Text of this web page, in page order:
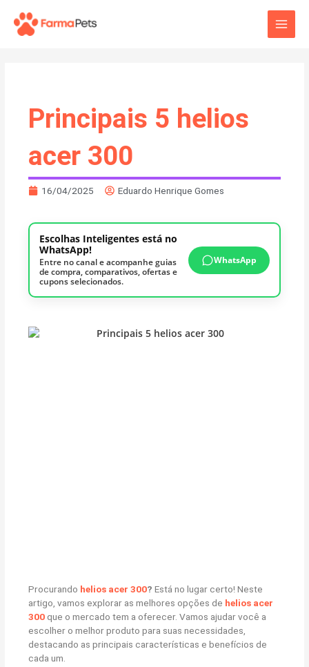
para
Main
Principais 5 helios
acer 300
16/04/2025 Eduardo Henrique Gomes
Escolhas Inteligentes está no
WhatsApp!
Entre no canal e acompanhe guias
de compra, comparativos, ofertas e
cupons selecionados.
WhatsApp
Procurando helios acer 300? Está no lugar certo! Neste
artigo, vamos explorar as melhores opções de helios acer
300que o mercado tem a oferecer. Vamos ajudar você a
escolher o melhor produto para suas necessidades,
destacando as principais características e benefícios de
cada um.